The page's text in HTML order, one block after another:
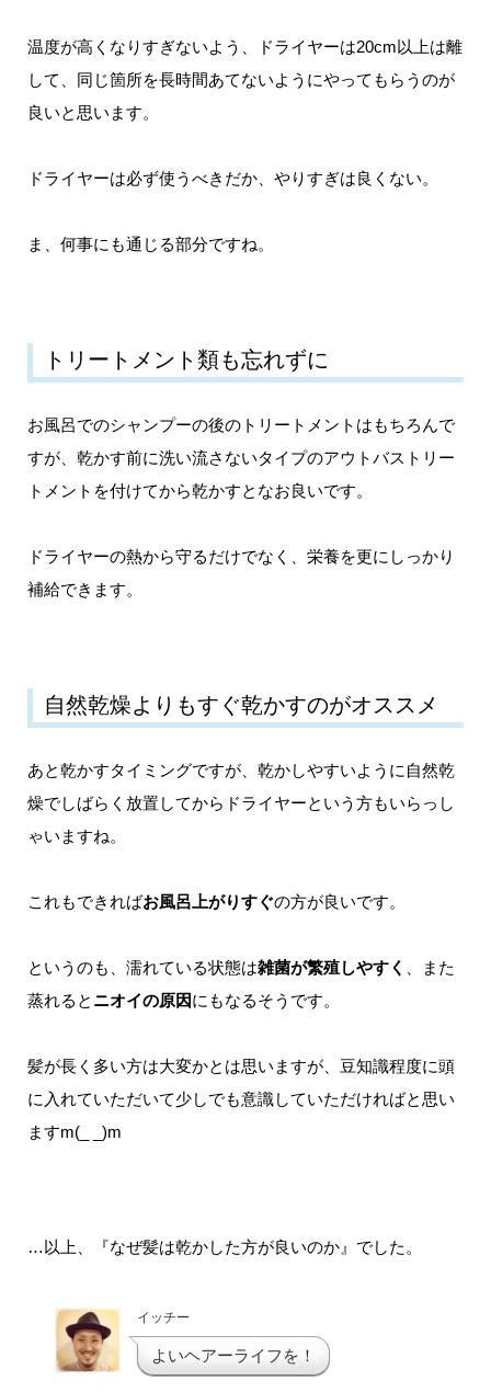
温度が高くなりすぎないよう、ドライヤーは20cm以上は離
して、同じ箇所を長時間あてないようにやってもらうのが
良いと思います。
ドライヤーは必ず使うべきだか、やりすぎは良くない。
ま、何事にも通じる部分ですね。
トリートメント類も忘れずに
お風呂でのシャンプーの後のトリートメントはもちろんで
すが、乾かす前に洗い流さないタイプのアウトバストリー
トメントを付けてから乾かすとなお良いです。
ドライヤーの熱から守るだけでなく、栄養を更にしっかり
補給できます。
自然乾燥よりもすぐ乾かすのがオススメ
あと乾かすタイミングですが、乾かしやすいように自然乾
燥でしばらく放置してからドライヤーという方もいらっし
ゃいますね。
これもできればお風呂上がりすぐの方が良いです。
というのも、濡れている状態は雑菌が繁殖しやすく
、また
蒸れると ニオイの原因にもなるそうです。
髪が長く多い方は大変かとは思いますが、豆知識程度に頭
に入れていただいて少しでも意識していただければと思い
ますm(_ _)m
…以上、『なぜ髪は乾かした方が良いのか』でした。
イッチー
よいヘアーライフを！